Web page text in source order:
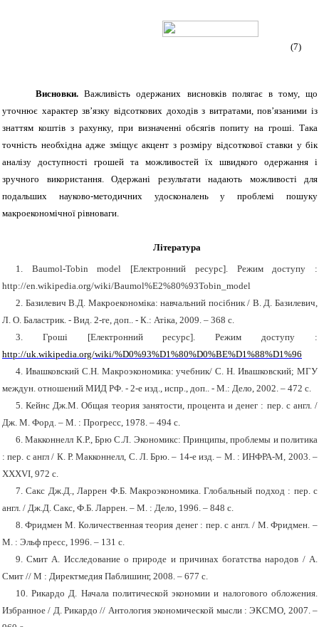
(7)
Висновки. Важливість одержаних висновків полягає в тому, що
уточнює характер зв’язку відсоткових доходів з витратами, пов’язаними із
знаттям коштів з рахунку, при визначенні обсягів попиту на гроші. Така
точність необхідна адже зміщує акцент з розміру відсоткової ставки у бік
аналізу доступності грошей та можливостей їх швидкого одержання і
зручного використання. Одержані результати надають можливості для
подальших науково-методичних удосконалень у проблемі пошуку
макроекономічної рівноваги.
Література
1. Baumol-Tobin model [Електронний ресурс]. Режим доступу :
http://en.wikipedia.org/wiki/Baumol%E2%80%93Tobin model
2. Базилевич В.Д. Макроекономіка: навчальний посібник / В. Д. Базилевич,
Л. О. Баластрик. - Вид. 2-ге, доп.. - К.: Атіка, 2009. – 368 с.
3.
Гроші
[Електронний ресурс]. Режим доступу :
http://uk.wikipedia.org/wiki/%D0%93%D1%80%D0%BE%D1%88%D1%96
4. Ивашковский С.Н. Макроэкономика: учебник/ С. Н. Ивашковский; МГУ
междун. отношений МИД РФ. - 2-е изд., испр., доп.. - М.: Дело, 2002. – 472 с.
5. Кейнс Дж.М. Общая теория занятости, процента иденег : пер. с англ. /
Дж. М. Форд. – М. : Прогресс, 1978. – 494 с.
6. Макконнелл К.Р., Брю С.Л. Экономикс: Принципы, проблемы и политика
: пер. с англ / К. Р. Макконнелл, С. Л. Брю. – 14-е изд. – М. : ИНФРА-М, 2003. –
XXXVI, 972 с.
7. Сакс Дж.Д., Ларрен Ф.Б. Макроэкономика. Глобальный подход : пер. с
англ. / Дж.Д. Сакс, Ф.Б. Ларрен. – М. : Дело, 1996. – 848 с.
8. Фридмен М. Количественная теория денег : пер. с англ. / М. Фридмен. –
М. : Эльф пресс, 1996. – 131 с.
9. Смит А. Исследование о природе и причинах богатства народов / А.
Смит // М : Директмедия Паблишинг, 2008. – 677 с.
10. Рикардо Д. Начала политической экономии и налогового обложения.
Избранное / Д. Рикардо // Антология экономической мысли : ЭКСМО, 2007. –